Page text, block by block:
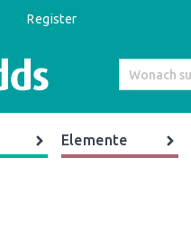
Register
Elemente